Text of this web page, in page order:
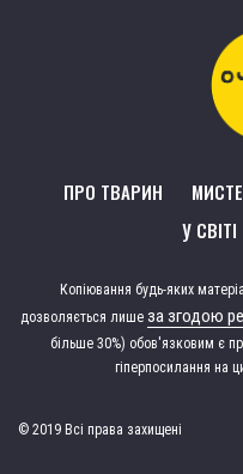
ПРО ТВАРИН
У СВІТІ
Копіювання будь-яких
дозволяється лише за згодою
більше 30%) обов'язковим є
гіперпосилання на
© 2019 Всі права захищені